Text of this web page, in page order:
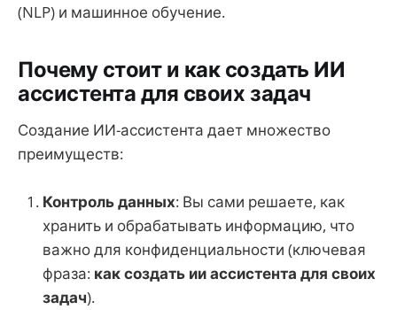
(NLP) и машинное обучение.
Почему стоит и как создать ИИ
ассистента для своих задач
Создание ИИ-ассистента дает множество
преимуществ:
Контроль данных: Вы сами решаете, как
хранить и обрабатывать информацию, что
важно для конфиденциальности (ключевая
фраза: как создать ии ассистента для своих
задач).